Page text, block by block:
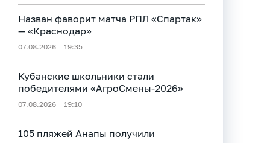
Назван фаворит матча РПЛ «Спартак»
— «Краснодар»
07.08.2026 19:35
Кубанские школьники стали
победителями «АгроСмены-2026»
07.08.2026 19:10
105 пляжей Анапы получили